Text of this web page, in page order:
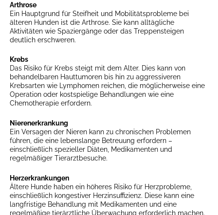
Arthrose
Ein Hauptgrund für Steifheit und Mobilitätsprobleme bei
älteren Hunden ist die Arthrose. Sie kann alltägliche
Aktivitäten wie Spaziergänge oder das Treppensteigen
deutlich erschweren.
Krebs
Das Risiko für Krebs steigt mit dem Alter. Dies kann von
behandelbaren Hauttumoren bis hin zu aggressiveren
Krebsarten wie Lymphomen reichen, die möglicherweise eine
Operation oder kostspielige Behandlungen wie eine
Chemotherapie erfordern.
Nierenerkrankung
Ein Versagen der Nieren kann zu chronischen Problemen
führen, die eine lebenslange Betreuung erfordern –
einschließlich spezieller Diäten, Medikamenten und
regelmäßiger Tierarztbesuche.
Herzerkrankungen
Ältere Hunde haben ein höheres Risiko für Herzprobleme,
einschließlich kongestiver Herzinsuffizienz. Diese kann eine
langfristige Behandlung mit Medikamenten und eine
regelmäßige tierärztliche Überwachung erforderlich machen.